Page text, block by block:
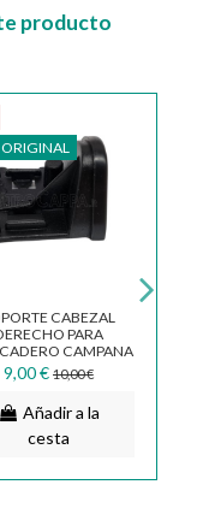
producto
CABEZAL
PARA
CAMPANA
TOTEM 3092FC
9,00 € 10,00 €
Añadir a la
cesta